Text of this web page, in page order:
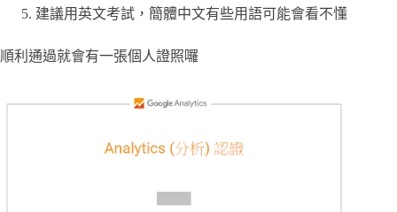
建議用英文考試，簡體中文有些用語可能會看不懂
順利通過就會有一張個人證照囉